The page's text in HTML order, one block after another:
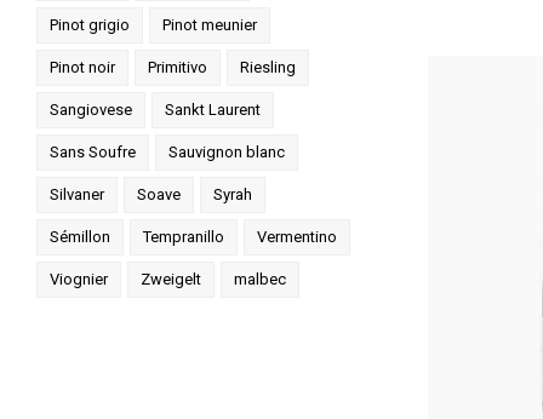
Pinot grigio Pinot meunier
Pinot noir Primitivo Riesling
Sangiovese Sankt Laurent
Sans Soufre Sauvignon blanc
Silvaner Soave Syrah
Sémillon Tempranillo Vermentino
Viognier Zweigelt malbec